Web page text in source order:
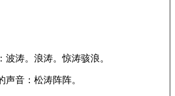
波涛。浪涛。惊涛骇浪。
声音：松涛阵阵。